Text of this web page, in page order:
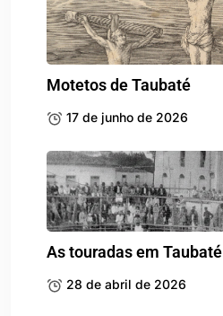
Motetos de Taubaté
17 de junho de 2026
As touradas em Taubaté
28 de abril de 2026